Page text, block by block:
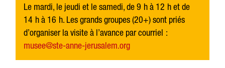
Le mardi, le jeudi et le samedi, de 9 h à 12 h et de
14 h à 16 h. Les grands groupes (20+) sont priés
d’organiser la visite à l’avance par courriel :
musee@ste-anne-jerusalem.org